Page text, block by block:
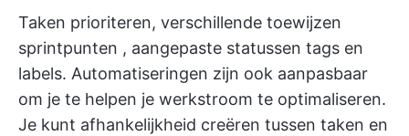
Taken prioriteren, verschillende toewijzen
sprintpunten , aangepaste statussen tags en
labels. Automatiseringen zijn ook aanpasbaar
om je te helpen je werkstroom te optimaliseren.
Je kunt afhankelijkheid creëren tussen taken en